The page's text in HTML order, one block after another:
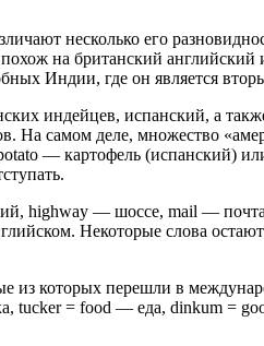
несколько его
британский английский и
Индии, где он является
индейцев, испанский, а
На самом деле, множество
— картофель (испанский)
highway — шоссе, mail —
Некоторые слова
из которых перешли в
tucker = food — еда, dinkum =